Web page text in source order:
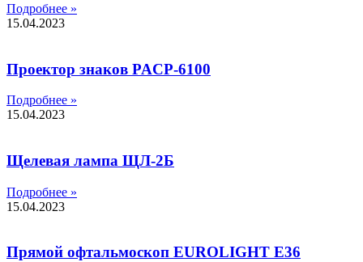
Подробнее »
15.04.2023
Проектор знаков PACP-6100
Подробнее »
15.04.2023
Щелевая лампа ЩЛ-2Б
Подробнее »
15.04.2023
Прямой офтальмоскоп EUROLIGHT E36